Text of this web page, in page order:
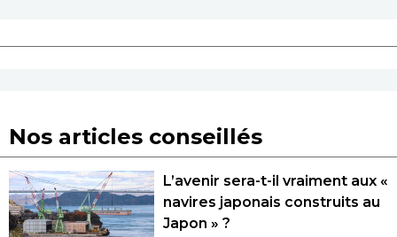
Nos articles conseillés
L’avenir sera-t-il vraiment aux «
navires japonais construits au
Japon » ?